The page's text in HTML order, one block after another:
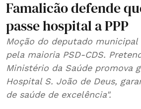
Famalicão defende
passe hospital a PPP
Moção do deputado municipal
pela maioria PSD-CDS.
Ministério da Saúde promova
Hospital S. João de Deus,
de saúde de excelência".